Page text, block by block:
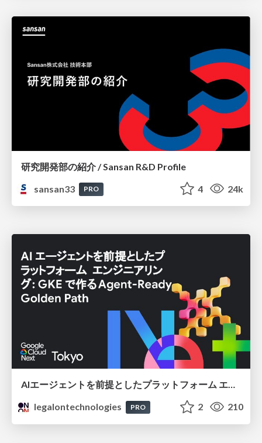
研究開発部の紹介 / Sansan R&D Profile
sansan33
PRO 4 24k
AIエージェントを前提としたプラットフォーム エンジニアリング：GKEで作るAgent-Ready Golden Path
legalontechnologies
PRO 2 210